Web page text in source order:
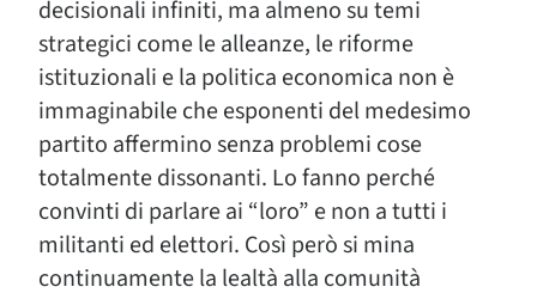
decisionali infiniti, ma almeno su temi
strategici come le alleanze, le riforme
istituzionali e la politica economica non è
immaginabile che esponenti del medesimo
partito affermino senza problemi cose
totalmente dissonanti. Lo fanno perché
convinti di parlare ai “loro” e non a tutti i
militanti ed elettori. Così però si mina
continuamente la lealtà alla comunità